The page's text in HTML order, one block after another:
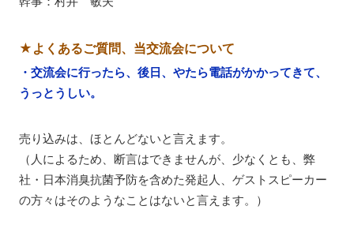
★よくあるご質問、当交流会について
・交流会に行ったら、後日、やたら電話がかかってきて、
うっとうしい。
売り込みは、ほとんどないと言えます。
（人によるため、断言はできませんが、少なくとも、弊
社・日本消臭抗菌予防を含めた発起人、ゲストスピーカー
の方々はそのようなことはないと言えます。）